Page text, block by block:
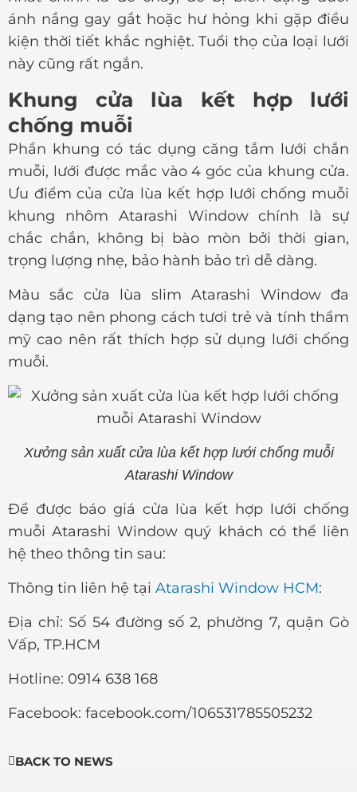
ánh nắng gay gắt hoặc hư hỏng khi gặp điều
kiện thời tiết khắc nghiệt. Tuổi thọ của loại lưới
này cũng rất ngắn.
Khung cửa lùa kết hợp lưới
chống muỗi
Phần khung có tác dụng căng tắm lưới chắn
muỗi, lưới được mắc vào 4 góc của khung cửa.
Ưu điểm của cửa lùa kết hợp lưới chống muỗi
khung nhôm Atarashi Window chính là sự
chắc chắn, không bị bào mòn bởi thời gian,
trọng lượng nhẹ, bảo hành bảo trì dễ dàng.
Màu sắc cửa lùa slim Atarashi Window đa
dạng tạo nên phong cách tươi trẻ và tính thẩm
mỹ cao nên rất thích hợp sử dụng lưới chống
muỗi.
Xưởng sản xuất cửa lùa kết hợp lưới chống muỗi
Atarashi Window
Để được báo giá cửa lùa kết hợp lưới chống
muỗi Atarashi Window quý khách có thể liên
hệ theo thông tin sau:
Thông tin liên hệ tại Atarashi Window HCM:
Địa chỉ: Số 54 đường số 2, phường 7, quận Gò
Vấp, TP.HCM
Hotline: 0914 638 168
Facebook: facebook.com/106531785505232
BACK TO NEWS